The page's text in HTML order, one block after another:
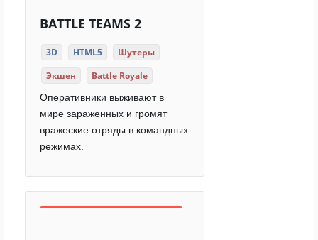
BATTLE TEAMS 2
3D HTML5
Шутеры
Экшен
Battle Royale
Оперативники выживают в
мире зараженных и громят
вражеские отряды в командных
режимах.